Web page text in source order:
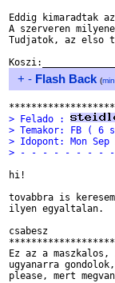
Eddig kimaradtak
A szerveren
Tudjatok, az elso
+ - Flash Back (
> Felado :
> Temakor: FB ( 6
> Idopont: Mon Sep
> - - - - - - - -
hi!
tovabbra is
ilyen egyaltalan.
csabesz
Ez az a maszkalos,
ugyanarra
please, mert